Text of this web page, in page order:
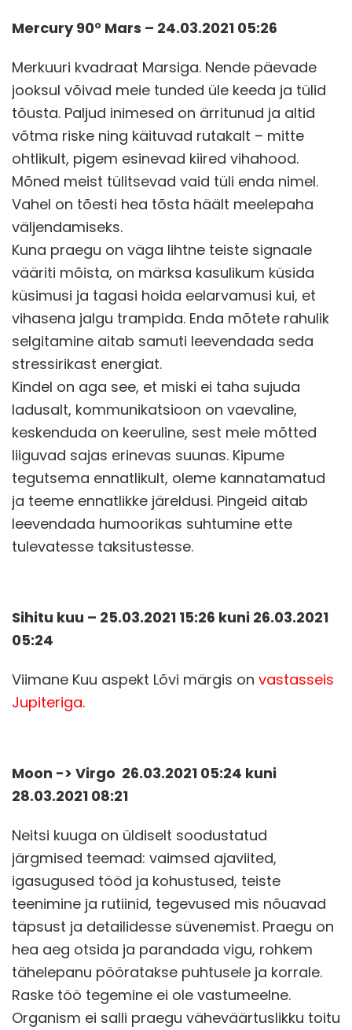
Mercury 90° Mars – 24.03.2021 05:26
Merkuuri kvadraat Marsiga. Nende päevade
jooksul võivad meie tunded üle keeda ja tülid
tõusta. Paljud inimesed on ärritunud ja altid
võtma riske ning käituvad rutakalt – mitte
ohtlikult, pigem esinevad kiired vihahood.
Mõned meist tülitsevad vaid tüli enda nimel.
Vahel on tõesti hea tõsta häält meelepaha
väljendamiseks.
Kuna praegu on väga lihtne teiste signaale
vääriti mõista, on märksa kasulikum küsida
küsimusi ja tagasi hoida eelarvamusi kui, et
vihasena jalgu trampida. Enda mõtete rahulik
selgitamine aitab samuti leevendada seda
stressirikast energiat.
Kindel on aga see, et miski ei taha sujuda
ladusalt, kommunikatsioon on vaevaline,
keskenduda on keeruline, sest meie mõtted
liiguvad sajas erinevas suunas. Kipume
tegutsema ennatlikult, oleme kannatamatud
ja teeme ennatlikke järeldusi. Pingeid aitab
leevendada humoorikas suhtumine ette
tulevatesse taksitustesse.
Sihitu kuu – 25.03.2021 15:26 kuni 26.03.2021
05:24
Viimane Kuu aspekt Lõvi märgis on vastasseis
Jupiteriga.
Moon -> Virgo 26.03.2021 05:24 kuni
28.03.2021 08:21
Neitsi kuuga on üldiselt soodustatud
järgmised teemad: vaimsed ajaviited,
igasugused tööd ja kohustused, teiste
teenimine ja rutiinid, tegevused mis nõuavad
täpsust ja detailidesse süvenemist. Praegu on
hea aeg otsida ja parandada vigu, rohkem
tähelepanu pööratakse puhtusele ja korrale.
Raske töö tegemine ei ole vastumeelne.
Organism ei salli praegu väheväärtuslikku toitu